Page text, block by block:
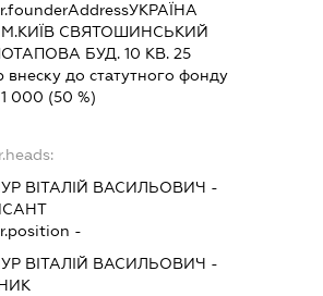
УКРАЇНА
М.КИЇВ СВЯТОШИНСЬКИЙ
БУД. 10 КВ. 25
внеску до статутного фонду
1 000 (50 %)
ВІТАЛІЙ ВАСИЛЬОВИЧ -
-
ВІТАЛІЙ ВАСИЛЬОВИЧ -